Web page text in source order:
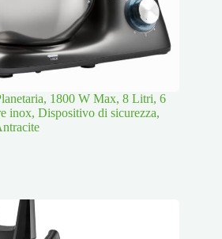
1800 W Max, 8 Litri, 6
inox, Dispositivo di sicurezza,